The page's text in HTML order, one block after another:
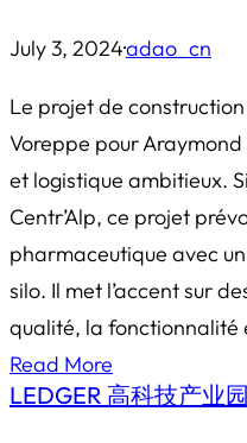
July 3, 2024·adao_cn
Le projet de
Voreppe pour
et logistique ambitieux.
Centr’Alp, ce projet
pharmaceutique avec
silo. Il met l’accent sur
qualité, la fonctionnalité
Read More
LEDGER 高科技产业